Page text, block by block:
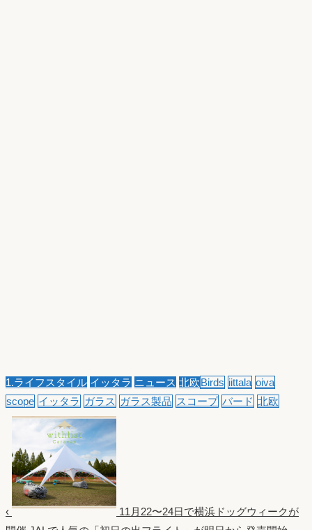
1.ライフスタイル イッタラ ニュース 北欧Birds iittala oiva
scope イッタラ ガラス ガラス製品 スコープ バード 北欧
‹
11月22〜24日で横浜ドッグウィークが